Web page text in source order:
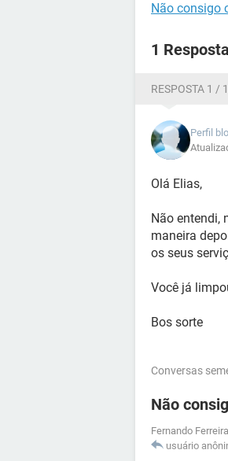
Não consigo
1
RESPOSTA 1 / 1
Perfil
Olá Elias,
Não entendi,
maneira
os seus
Você já
Bos sorte
Conversas
Não
Fernando
usuário